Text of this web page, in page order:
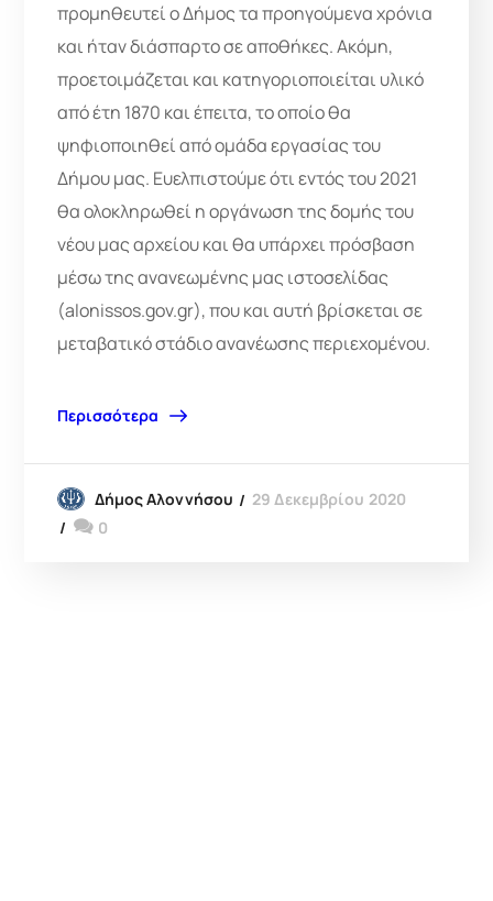
προμηθευτεί ο Δήμος τα προηγούμενα χρόνια
και ήταν διάσπαρτο σε αποθήκες. Ακόμη,
προετοιμάζεται και κατηγοριοποιείται υλικό
από έτη 1870 και έπειτα, το οποίο θα
ψηφιοποιηθεί από ομάδα εργασίας του
Δήμου μας. Ευελπιστούμε ότι εντός του 2021
θα ολοκληρωθεί η οργάνωση της δομής του
νέου μας αρχείου και θα υπάρχει πρόσβαση
μέσω της ανανεωμένης μας ιστοσελίδας
(alonissos.gov.gr), που και αυτή βρίσκεται σε
μεταβατικό στάδιο ανανέωσης περιεχομένου.
Περισσότερα
Δήμος Αλοννήσου
29 Δεκεμβρίου 2020
0